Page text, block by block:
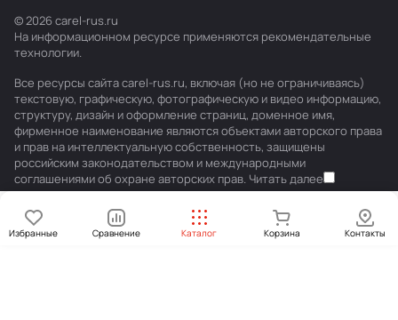
Избранные Сравнение Каталог Корзина Контакты
© 2026 carel-rus.ru
На информационном ресурсе применяются рекомендательные
технологии.
Все ресурсы сайта carel-rus.ru, включая (но не ограничиваясь)
текстовую, графическую, фотографическую и видео информацию,
структуру, дизайн и оформление страниц, доменное имя,
фирменное наименование являются объектами авторского права
и прав на интеллектуальную собственность, защищены
российским законодательством и международными
соглашениями об охране авторских прав. Читать далее